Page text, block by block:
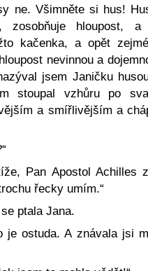
ne. Všimněte si hus!
zosobňuje hloupost,
kačenka, a opět
nevinnou a
jsem Janičku
stoupal vzhůru po
a smířlivějším a
Pan Apostol Achilles
řecky umím.“
ptala Jana.
je ostuda. A znávala jsi